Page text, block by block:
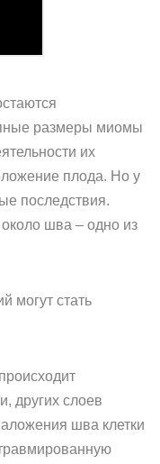
размеры миомы
их
плода. Но у
последствия.
шва – одно из
могут стать
других слоев
шва клетки